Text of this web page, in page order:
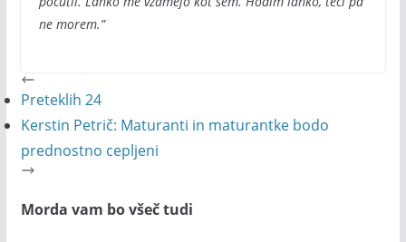
ne morem.”
Preteklih 24
Kerstin Petrič: Maturanti in maturantke bodo
prednostno cepljeni
Morda vam bo všeč tudi